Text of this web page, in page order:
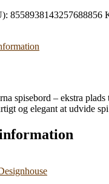
kr..2.024,00 kr..
8558938143257688856
spisebord – ekstra
og elegant at udvide spi